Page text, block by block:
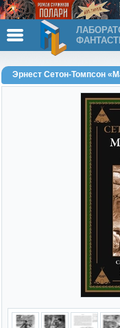
Эрнест Сетон-Томпсон